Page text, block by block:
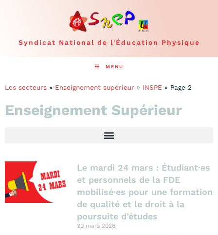
Syndicat National de l'Éducation Physique
MENU
Les secteurs » Enseignement supérieur » INSPE » Page 2
Enseignement Supérieur
Le mardi 24 mars : Étudiant·es
et personnels de la FDE
mobilisé·es pour une formation
de qualité et le droit à la
poursuite d’études
20 mars 2026